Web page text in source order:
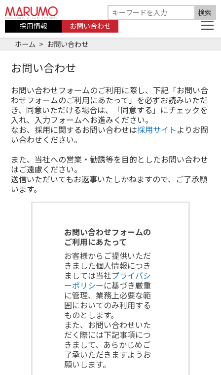
採用情報 お問い合わせ
ホーム お問い合わせ
お問い合わせ
お問い合わせフォームのご利用に際し、下記「お問い合
わせフォームのご利用にあたって」を必ずお読みいただ
き、同意いただける場合は、「同意する」にチェックを
入れ、入力フォームへお進みください。
なお、採用に関するお問い合わせは採用サイトよりお問
い合わせください。
また、当社への営業・勧誘等を目的としたお問い合わせ
はご遠慮ください。
送信いただいてもお返事いたしかねますので、ご了承願
います。
お問い合わせフォームの
ご利用にあたって
お客様からご提供いただ
きました個人情報につき
ましては当社プライバシ
ーポリシーに基づき厳重
に管理、業務上必要な範
囲においてのみ利用する
ものとします。
また、お問い合わせいた
だく際には下記事項につ
きまして、あらかじめご
了承いただきますようお
願いします。